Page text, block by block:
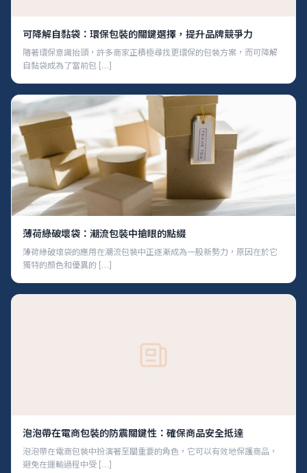
可降解自黏袋：環保包裝的關鍵選擇，提升品牌競爭力
隨著環保意識抬頭，許多商家正積極尋找更環保的包裝方案，而可降解
自黏袋成為了當前包 […]
薄荷綠破壞袋：潮流包裝中搶眼的點綴
薄荷綠破壞袋的應用在潮流包裝中正逐漸成為一股新勢力，原因在於它
獨特的顏色和優異的 […]
泡泡帶在電商包裝的防震關鍵性：確保商品安全抵達
泡泡帶在電商包裝中扮演著至關重要的角色，它可以有效地保護商品，
避免在運輸過程中受 […]